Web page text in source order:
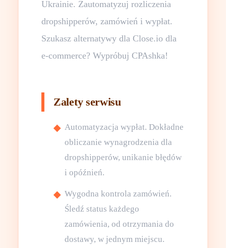
Ukrainie. Zautomatyzuj rozliczenia
dropshipperów, zamówień i wypłat.
Szukasz alternatywy dla Close.io dla
e-commerce? Wypróbuj CPAshka!
Zalety serwisu
Automatyzacja wypłat. Dokładne
obliczanie wynagrodzenia dla
dropshipperów, unikanie błędów
i opóźnień.
Wygodna kontrola zamówień.
Śledź status każdego
zamówienia, od otrzymania do
dostawy, w jednym miejscu.